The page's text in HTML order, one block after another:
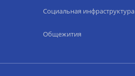
Социальная инфраструктура
Общежития